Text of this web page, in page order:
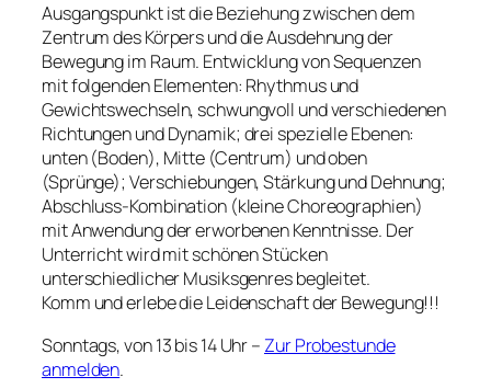
Ausgangspunkt ist die Beziehung zwischen dem
Zentrum des Körpers und die Ausdehnung der
Bewegung im Raum. Entwicklung von Sequenzen
mit folgenden Elementen: Rhythmus und
Gewichtswechseln, schwungvoll und verschiedenen
Richtungen und Dynamik; drei spezielle Ebenen:
unten (Boden), Mitte (Centrum) und oben
(Sprünge); Verschiebungen, Stärkung und Dehnung;
Abschluss-Kombination (kleine Choreographien)
mit Anwendung der erworbenen Kenntnisse. Der
Unterricht wird mit schönen Stücken
unterschiedlicher Musiksgenres begleitet.
Komm und erlebe die Leidenschaft der Bewegung!!!
Sonntags, von 13 bis 14 Uhr – Zur Probestunde
anmelden.